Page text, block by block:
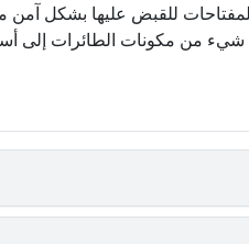
للقبض عليها بشكل آمن
شيء من مكونات الطائرات إلى